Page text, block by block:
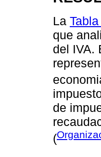
La
que
del IVA.
de
(